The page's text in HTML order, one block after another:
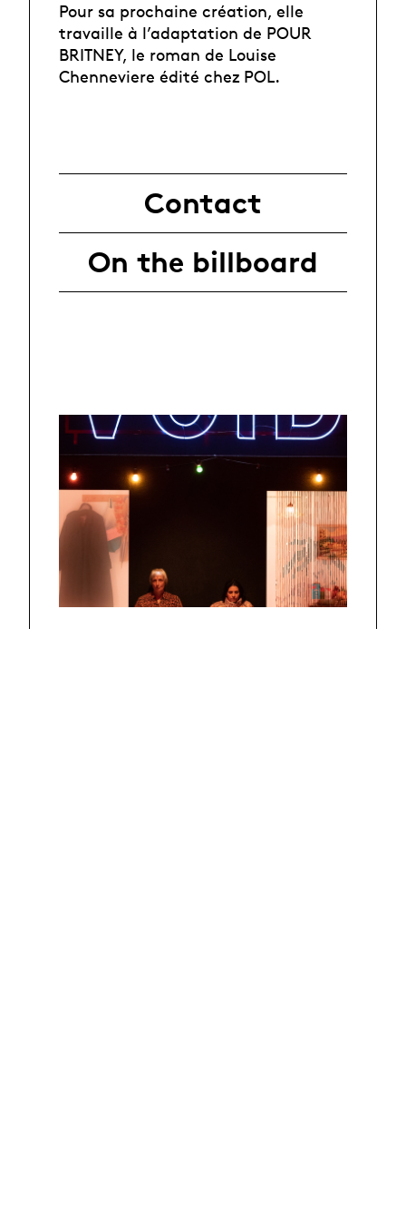
Pour sa prochaine création, elle
travaille à l’adaptation de POUR
BRITNEY, le roman de Louise
Chenneviere édité chez POL.
Contact
On the billboard